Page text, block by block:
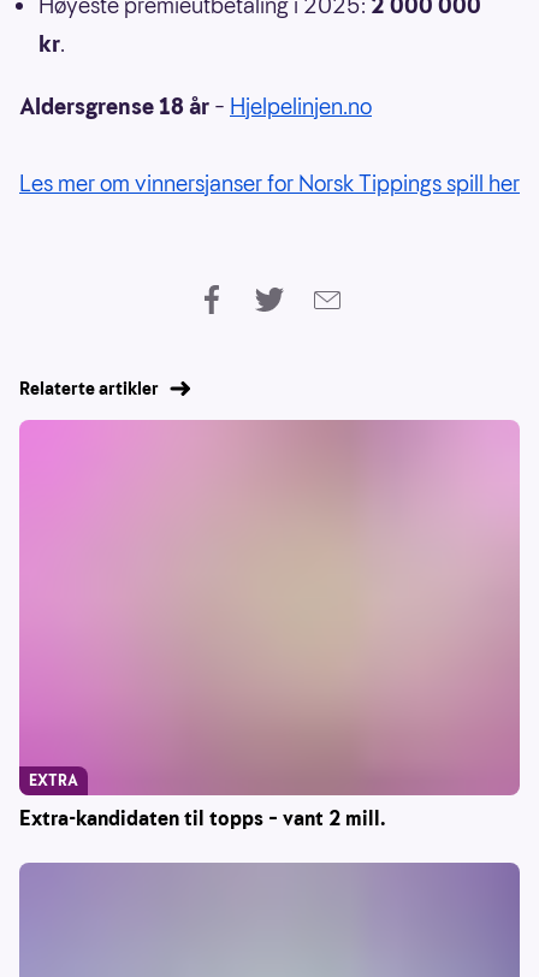
kr.
Aldersgrense 18 år – Hjelpelinjen.no
Les mer om vinnersjanser for Norsk Tippings spill her
Relaterte artikler
Extra-kandidaten til topps – vant 2 mill.
EXTRA